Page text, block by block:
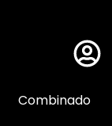
Combinado